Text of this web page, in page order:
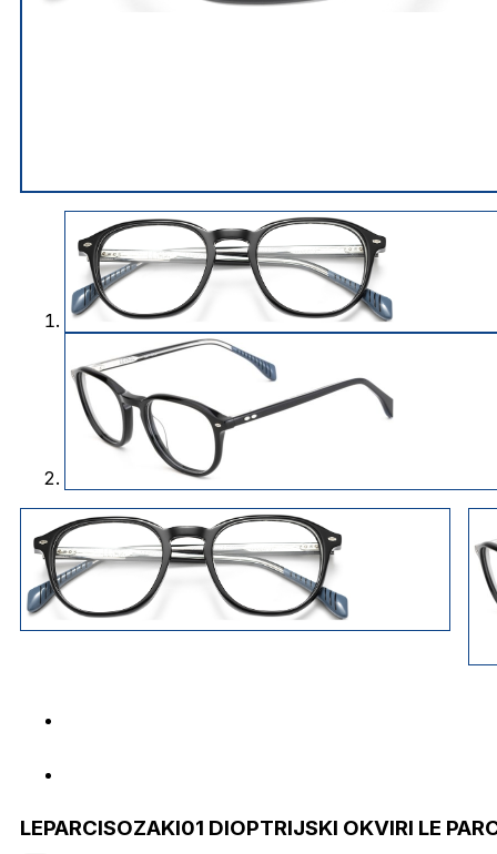
LEPARCISOZAKI01 DIOPTRIJSKI OKVIRI LE